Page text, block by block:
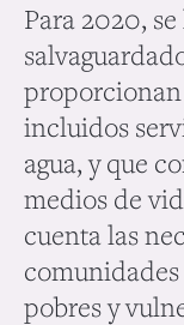
Para 2020,
proporcionan
incluidos
agua, y que
medios de
cuenta las
pobres y